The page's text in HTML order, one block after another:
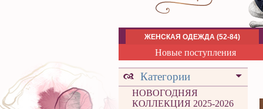
ЖЕНСКАЯ ОДЕЖДА (52-84)
Новые поступления
Категории
НОВОГОДНЯЯ
КОЛЛЕКЦИЯ 2025-2026